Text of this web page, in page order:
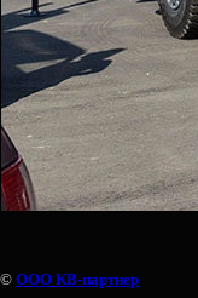
© ООО КВ-партнер